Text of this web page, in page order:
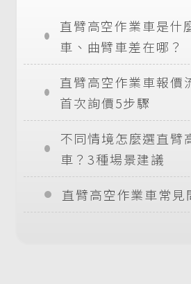
直臂高空作業車是什
車、曲臂車差在哪？
直臂高空作業車報價
首次詢價5步驟
不同情境怎麼選直臂
車？3種場景建議
直臂高空作業車常見